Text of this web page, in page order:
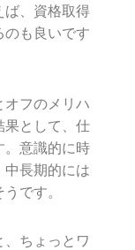
ば、資格取得
のも良いです
オフのメリハ
果として、仕
。意識的に時
中長期的には
です。
ちょっとワ